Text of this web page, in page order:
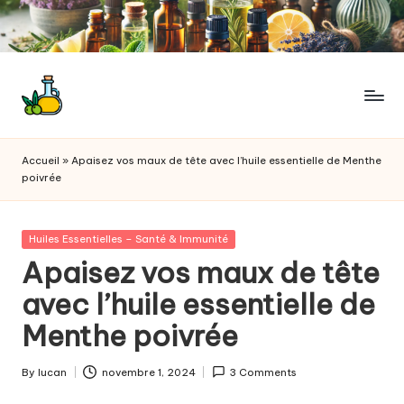
Skip
content
M
o
n
h
ui
le
e
s
s
bien-
travers
les
huiles
essentielles
Accueil » Apaisez vos maux de tête avec l’huile essentielle de Menthe
poivrée
Posted
Huiles Essentielles – Santé & Immunité
Apaisez vos maux de tête
avec l’huile essentielle de
Menthe poivrée
Posted
By lucan novembre 1, 2024 3 Comments